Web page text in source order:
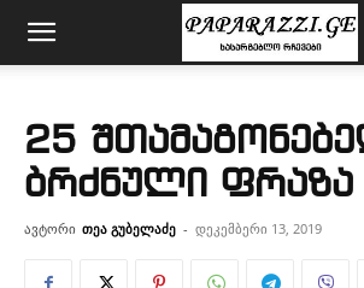
25
ბრძნული ფრაზა
ავტორი თეა გუბელაძე - დეკემბერი 13, 2019